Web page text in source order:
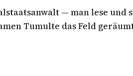
— man lese und
Tumulte das Feld